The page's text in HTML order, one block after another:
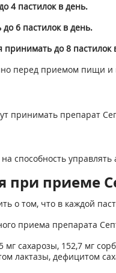
4 пастилок в день.
6 пастилок в день.
до 8
перед приемом пищи и
препарат
способность
при приеме
о том, что в каждой
приема препарата
мг сахарозы, 152,7 мг
лактазы, дефицитом